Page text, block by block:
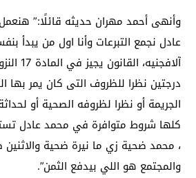
وأنهى أحمد مهران حديثه قائلًا:”
درجتين نظرا للظروف التى كان يمر بها
الجريمة أو نظرا لظروفه الصحية أو
كلها شروط متوافرة في محمد عادل
، محمد ضحية زي ما نيرة ضحية والاثنين
والمجتمع هو اللي بيدفع الثمن”.